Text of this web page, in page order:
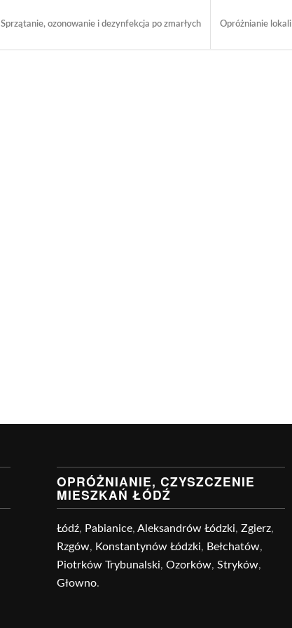
Sprzątanie, ozonowanie i dezynfekcja po zmarłych Opróżnianie lokali
OPRÓŻNIANIE, CZYSZCZENIE
MIESZKAŃ ŁÓDŹ
Łódź, Pabianice,Aleksandrów Łódzki,Zgierz,
Rzgów, Konstantynów Łódzki, Bełchatów,
Piotrków Trybunalski,Ozorków,Stryków,
Głowno.